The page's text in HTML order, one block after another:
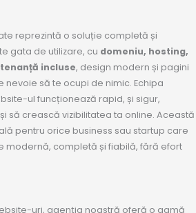
reprezintă o soluție completă și
gata de utilizare, cu domeniu, hosting,
incluse, design modern și pagini
nevoie să te ocupi de nimic. Echipa
ul funcționează rapid, și sigur,
să crească vizibilitatea ta online. Această
pentru orice business sau startup care
modernă, completă și fiabilă, fără efort
uri, agenția noastră oferă o gamă